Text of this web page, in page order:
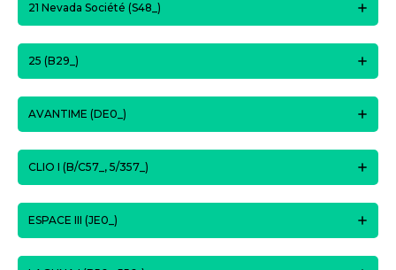
21 Nevada Société (S48_)
25 (B29_)
AVANTIME (DE0_)
CLIO I (B/C57_, 5/357_)
ESPACE III (JE0_)